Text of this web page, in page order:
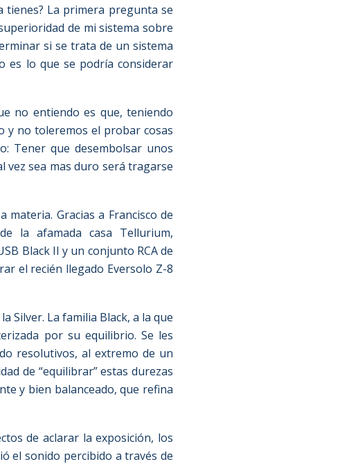
tienes? La primera pregunta se
de mi sistema sobre
si se trata de un sistema
es lo que se podría considerar
no entiendo es que, teniendo
y no toleremos el probar cosas
Tener que desembolsar unos
vez sea mas duro será tragarse
Gracias a Francisco de
la afamada casa Tellurium,
Black II y un conjunto RCA de
el recién llegado Eversolo Z-8
Silver. La familia Black, a la que
por su equilibrio. Se les
resolutivos, al extremo de un
de “equilibrar” estas durezas
y bien balanceado, que refina
de aclarar la exposición, los
el sonido percibido a través de